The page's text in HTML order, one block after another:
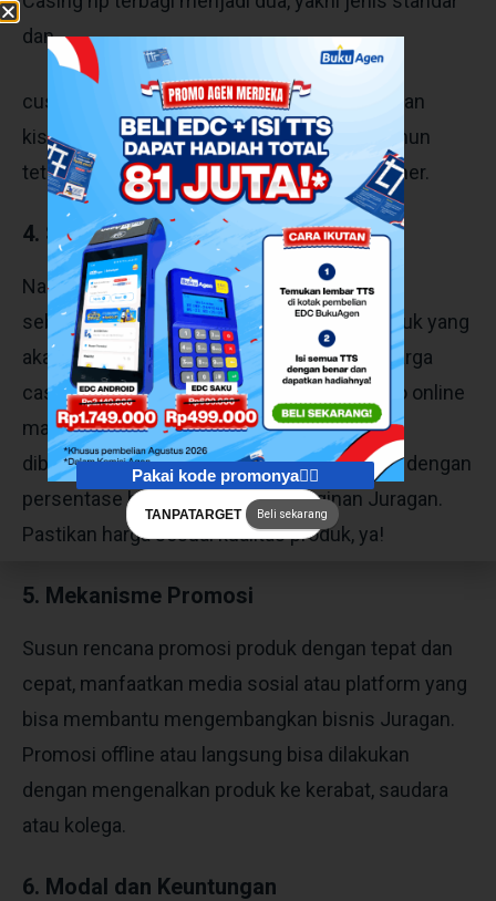
dan
custom, pastikan untuk mempelajari jenis dan
kisaran harga yang dipatok agar untung, namun
tetap memperhatikan sisi kepuasan customer.
4. Survey Harga Pasaran
Nah, poin ini berkaitan erat dengan poin
sebleumnya. Setelah memahami jenis produk yang
akan dijual, lakukan survey kecil terhadap harga
case hp di pasaran, bisa dengan survey toko online
maupun offline. Data tersebut selanjutnya
dibandingkan, dicari rata-rata dan sesuaikan dengan
persentase harga jual sesuai keinginan Juragan.
Pastikan harga sesuai kualitas produk, ya!
5. Mekanisme Promosi
Susun rencana promosi produk dengan tepat dan
cepat, manfaatkan media sosial atau platform yang
bisa membantu mengembangkan bisnis Juragan.
Promosi offline atau langsung bisa dilakukan
dengan mengenalkan produk ke kerabat, saudara
atau kolega.
6. Modal dan Keuntungan
Pakai kode promonya👇🏻
TANPATARGET Beli sekarang